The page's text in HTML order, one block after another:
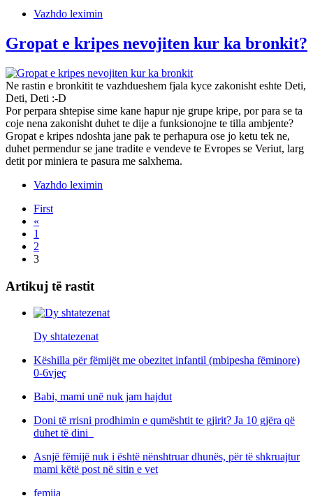
Vazhdo leximin
Gropat e kripes nevojiten kur ka bronkit?
Ne rastin e bronkitit te vazhdueshem fjala kyce zakonisht eshte Deti,
Deti, Deti :-D
Por perpara shtepise sime kane hapur nje grupe kripe, por para se ta
coje nena zakonisht duhet te dije a funksionojne te tilla ambjente?
Gropat e kripes ndoshta jane pak te perhapura ose jo ketu tek ne,
duhet permendur se jane tradite e vendeve te Evropes se Veriut, larg
detit por miniera te pasura me salxhema.
Vazhdo leximin
First
«
1
2
3
Artikuj të rastit
Dy shtatezenat
Këshilla për fëmijët me obezitet infantil (mbipesha fëminore)
0-6vjeç
Babi, mami unë nuk jam hajdut
Doni të rrisni prodhimin e qumështit te gjirit? Ja 10 gjëra që
duhet të dini
Asnjë fëmijë nuk i është nënshtruar dhunës, për të shkruajtur
mami këtë post në sitin e vet
femija